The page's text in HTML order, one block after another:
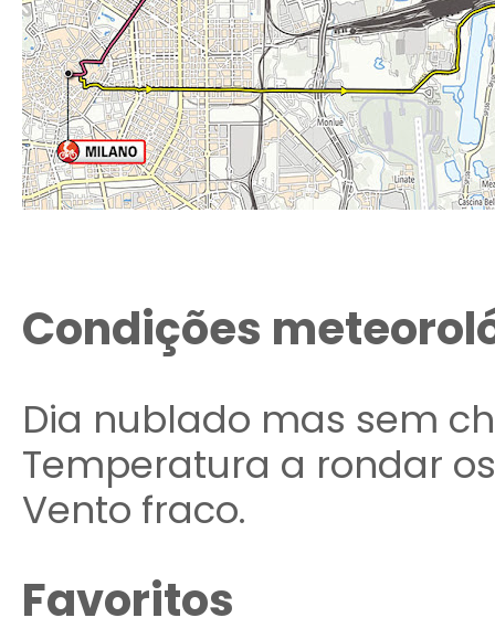
Condições
Dia nublado mas sem
Temperatura a rondar os
Vento fraco.
Favoritos